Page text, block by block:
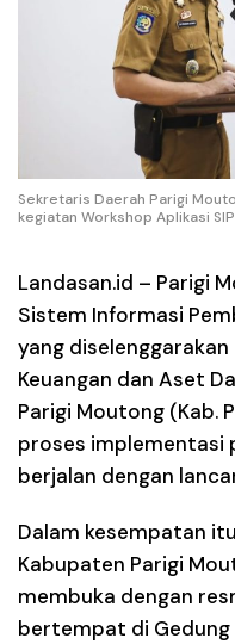
Sekretaris Daerah Parigi
kegiatan Workshop Aplikasi
Landasan.id – Parigi
Sistem Informasi
yang
Keuangan dan Aset
Parigi Moutong (Kab.
proses implementasi
berjalan dengan
Dalam kesempatan
Kabupaten Parigi
membuka dengan
bertempat di